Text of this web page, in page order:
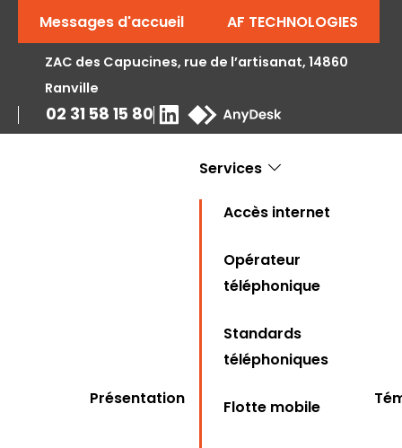
Messages d'accueil AF TECHNOLOGIES
ZAC des Capucines, rue de l’artisanat, 14860
Ranville
02 31 58 15 80
Présentation
Services
Accès internet
Opérateur
téléphonique
Standards
téléphoniques
Flotte mobile